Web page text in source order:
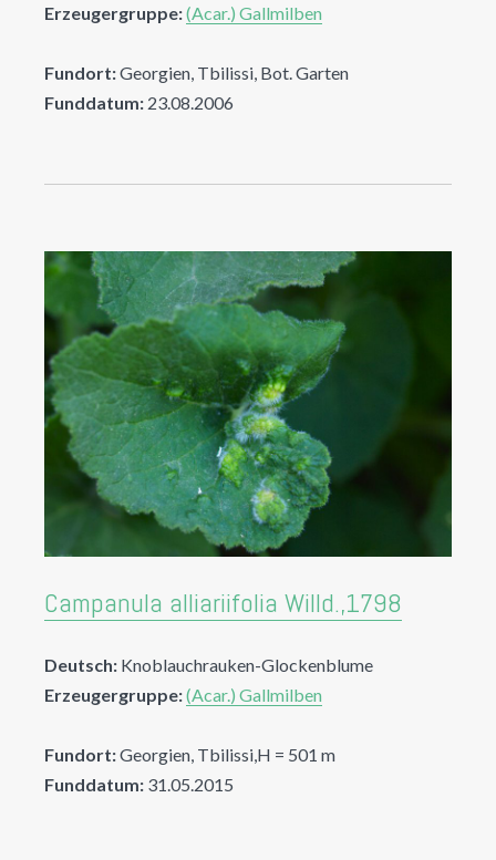
Erzeugergruppe:(Acar.) Gallmilben
Fundort:Georgien, Tbilissi, Bot. Garten
Funddatum: 23.08.2006
Campanula alliariifolia Willd.,1798
Deutsch: Knoblauchrauken-Glockenblume
Erzeugergruppe:(Acar.) Gallmilben
Fundort:Georgien, Tbilissi,H = 501 m
Funddatum: 31.05.2015